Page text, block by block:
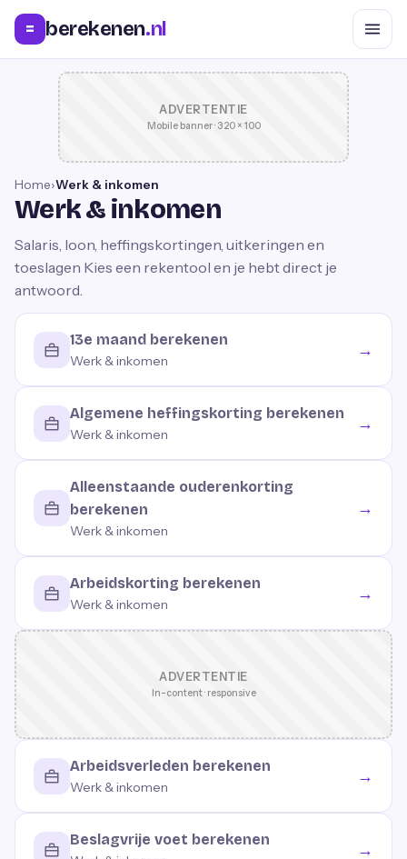
= berekenen.nl
ADVERTENTIE
Mobile banner · 320 × 100
Home›Werk & inkomen
Werk & inkomen
Salaris, loon, heffingskortingen, uitkeringen en
toeslagen Kies een rekentool en je hebt direct je
antwoord.
13e maand berekenen
Werk & inkomen
→
Algemene heffingskorting berekenen
Werk & inkomen
→
Alleenstaande ouderenkorting
berekenen
Werk & inkomen
→
Arbeidskorting berekenen
Werk & inkomen
→
ADVERTENTIE
In-content · responsive
Arbeidsverleden berekenen
Werk & inkomen
→
Beslagvrije voet berekenen →